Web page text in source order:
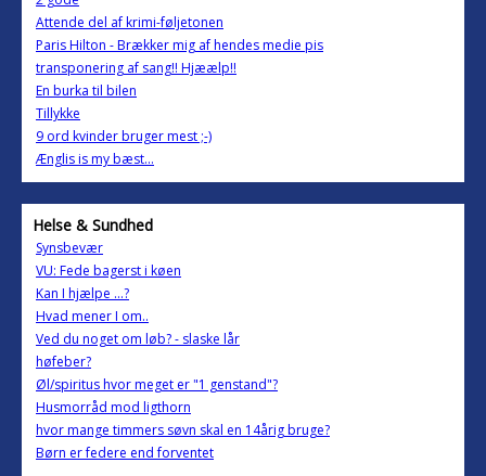
Attende del af krimi-føljetonen
Paris Hilton - Brækker mig af hendes medie pis
transponering af sang!! Hjæælp!!
En burka til bilen
Tillykke
9 ord kvinder bruger mest ;-)
Ænglis is my bæst...
Helse & Sundhed
Synsbevær
VU: Fede bagerst i køen
Kan I hjælpe ...?
Hvad mener I om..
Ved du noget om løb? - slaske lår
høfeber?
Øl/spiritus hvor meget er "1 genstand"?
Husmorråd mod ligthorn
hvor mange timmers søvn skal en 14årig bruge?
Børn er federe end forventet